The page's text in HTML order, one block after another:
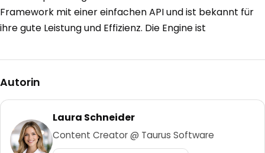
Framework mit einer einfachen API und ist bekannt für
ihre gute Leistung und Effizienz. Die Engine ist
Autorin
Laura Schneider
Content Creator @ Taurus Software